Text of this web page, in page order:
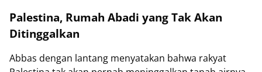
Palestina, Rumah Abadi yang Tak Akan
Ditinggalkan
Abbas dengan lantang menyatakan bahwa rakyat